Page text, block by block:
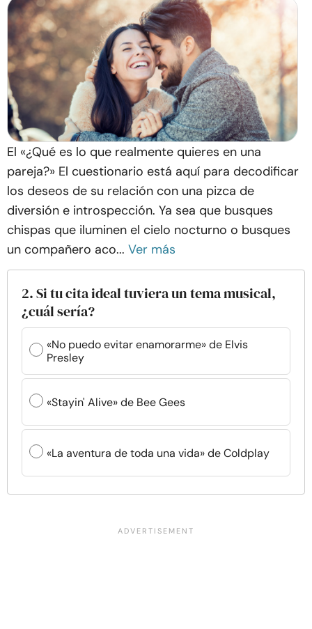
El «¿Qué es lo que realmente quieres en una
pareja?» El cuestionario está aquí para decodificar
los deseos de su relación con una pizca de
diversión e introspección. Ya sea que busques
chispas que iluminen el cielo nocturno o busques
un compañero aco... Ver más
2. Si tu cita ideal tuviera un tema musical,
¿cuál sería?
«No puedo evitar enamorarme» de Elvis
Presley
«Stayin' Alive» de Bee Gees
«La aventura de toda una vida» de Coldplay